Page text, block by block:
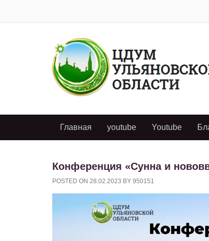
Главная youtube Youtube
Конференция «Сунна и
POSTED ON 28.02.2023 BY 950151